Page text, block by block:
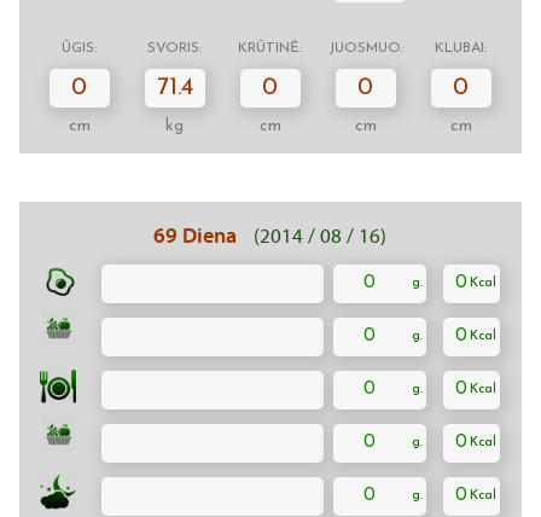
ŪGIS: SVORIS: KRŪTINĖ: JUOSMUO: KLUBAI:
0
cm
71.4
kg
0
cm
0
cm
0
cm
69 Diena (2014 / 08 / 16)
0 0
0 0
0 0
0 0
0 0